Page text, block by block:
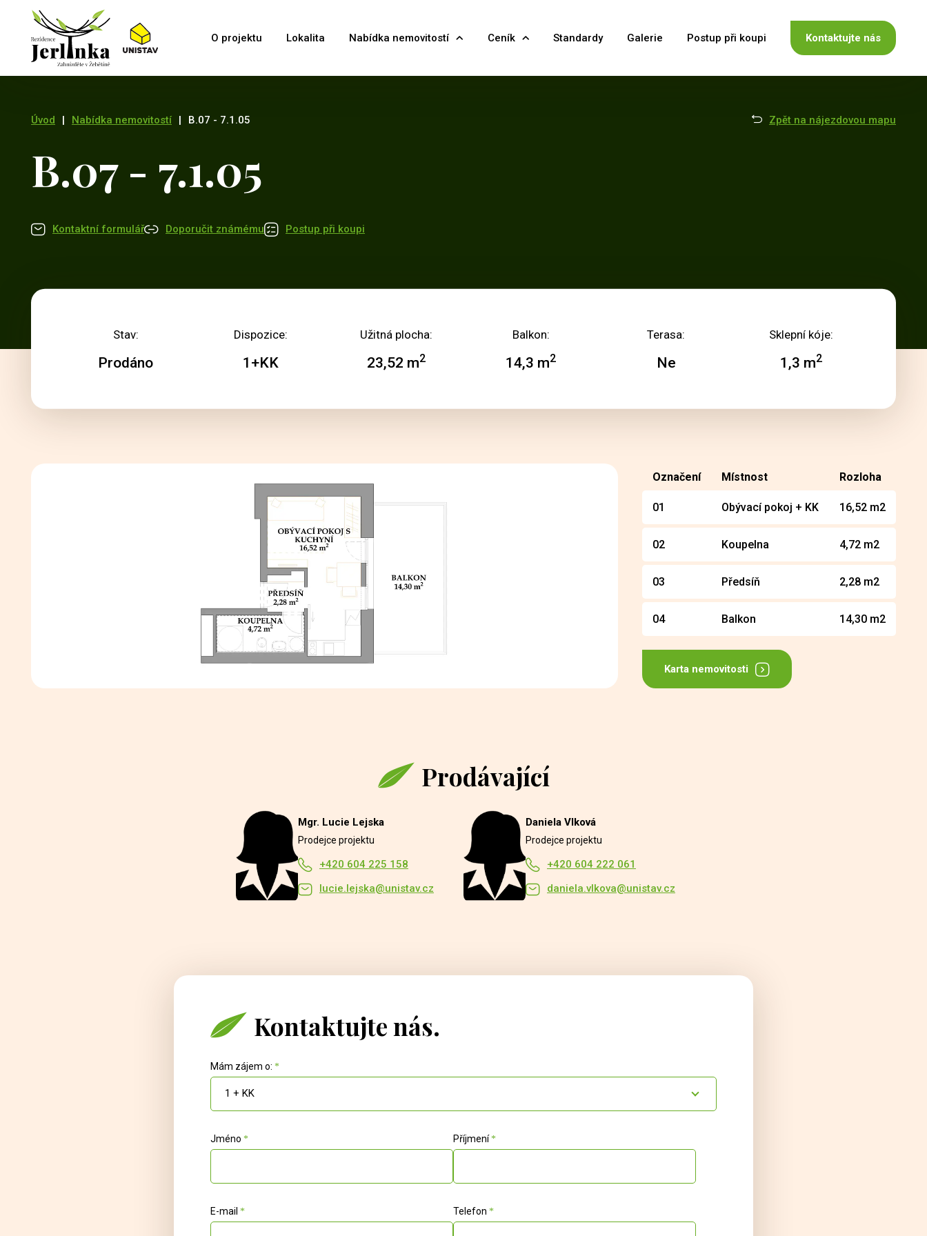
O projektu Lokalita Nabídka nemovitostí Ceník Standardy Galerie Postup při koupi Kontaktujte nás
Úvod | Nabídka nemovitostí | B.07 - 7.1.05 Zpět na nájezdovou mapu
B.07 - 7.1.05
Kontaktní formulář Doporučit známému Postup při koupi
Stav:
Prodáno
Dispozice:
1+KK
Užitná plocha:
23,52 m2
Balkon:
14,3 m2
Terasa:
Ne
Sklepní kóje:
1,3 m2
Označení Místnost Rozloha
01 Obývací pokoj + KK 16,52 m2
02 Koupelna 4,72 m2
03 Předsíň 2,28 m2
04 Balkon 14,30 m2
Karta nemovitosti
Prodávající
Mgr. Lucie Lejska
Prodejce projektu
+420 604 225 158
lucie.lejska@unistav.cz
Daniela Vlková
Prodejce projektu
+420 604 222 061
daniela.vlkova@unistav.cz
Kontaktujte nás.
Mám zájem o:
1 + KK
Jméno Příjmení
E-mail Telefon